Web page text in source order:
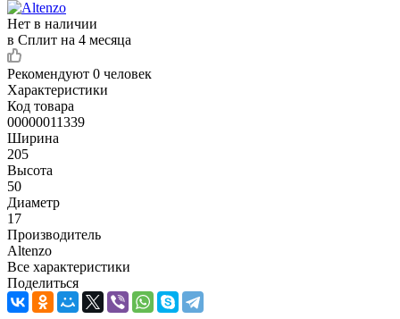
Нет в наличии
в Сплит на 4 месяца
Рекомендуют 0 человек
Характеристики
Код товара
00000011339
Ширина
205
Высота
50
Диаметр
17
Производитель
Altenzo
Все характеристики
Поделиться